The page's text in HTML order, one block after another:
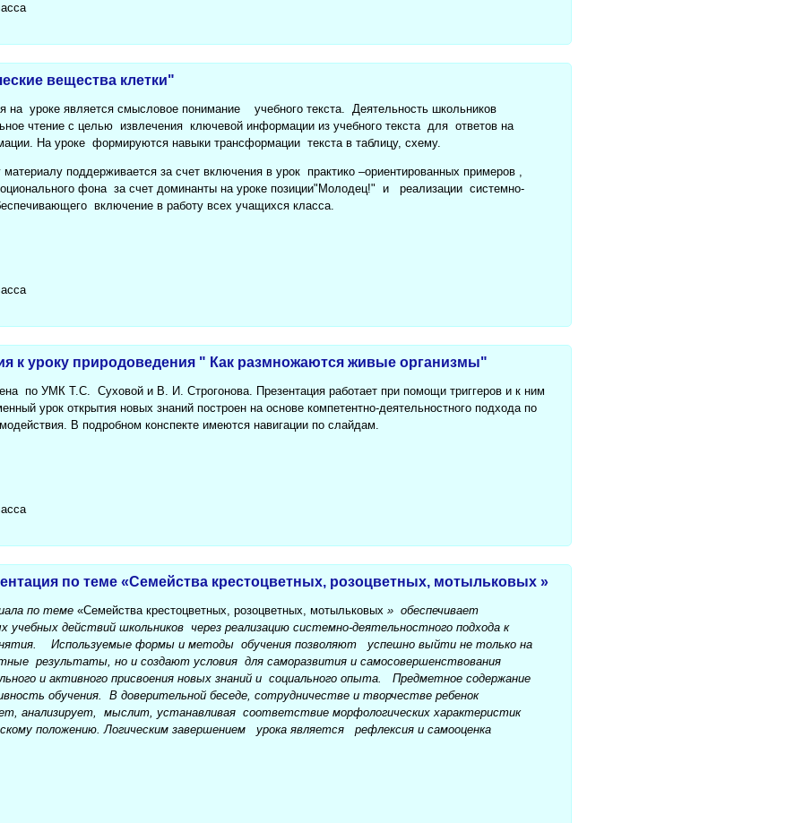
вещества клетки"
уроке является смысловое понимание учебного текста. Деятельность школьников
чтение с целью извлечения ключевой информации из учебного текста для ответов на
На уроке формируются навыки трансформации текста в таблицу, схему.
поддерживается за счет включения в урок практико –ориентированных примеров ,
фона за счет доминанты на уроке позиции"Молодец!" и реализации системно-
включение в работу всех учащихся класса.
к уроку природоведения " Как размножаются живые организмы"
по УМК Т.С. Суховой и В. И. Строгонова. Презентация работает при помощи триггеров и к ним
урок открытия новых знаний построен на основе компетентно-деятельностного подхода по
В подробном конспекте имеются навигации по слайдам.
по теме «Семейства крестоцветных, розоцветных, мотыльковых »
по теме «Семейства крестоцветных, розоцветных, мотыльковых » обеспечивает
учебных действий школьников через реализацию системно-деятельностного подхода к
Используемые формы и методы обучения позволяют успешно выйти не только на
результаты, но и создают условия для саморазвития и самосовершенствования
и активного присвоения новых знаний и социального опыта. Предметное содержание
обучения. В доверительной беседе, сотрудничестве и творчестве ребенок
анализирует, мыслит, устанавливая соответствие морфологических характеристик
положению. Логическим завершением урока является рефлексия и самооценка